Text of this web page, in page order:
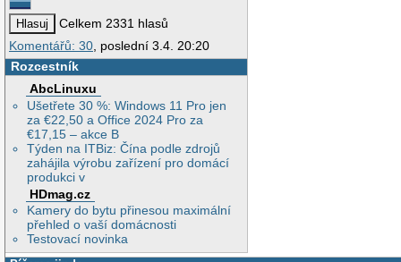
Celkem 2331 hlasů
Komentářů: 30, poslední 3.4. 20:20
Rozcestník
AbcLinuxu
Ušetřete 30 %: Windows 11 Pro jen
za €22,50 a Office 2024 Pro za
€17,15 – akce B
Týden na ITBiz: Čína podle zdrojů
zahájila výrobu zařízení pro domácí
produkci v
HDmag.cz
Kamery do bytu přinesou maximální
přehled o vaší domácnosti
Testovací novinka